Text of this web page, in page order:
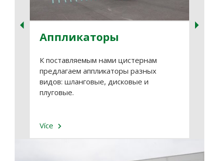
Аппликаторы
К поставляемым нами цистернам
предлагаем аппликаторы разных
видов: шланговые, дисковые и
плуговые.
Více